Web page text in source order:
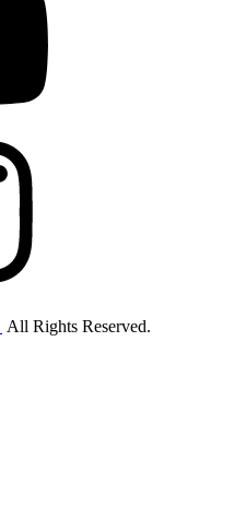
All Rights Reserved.